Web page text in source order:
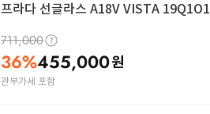
프라다 선글라스 A18V VISTA 19Q1O1
711,000
36%455,000원
관부가세 포함